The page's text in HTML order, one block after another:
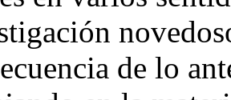
de lo